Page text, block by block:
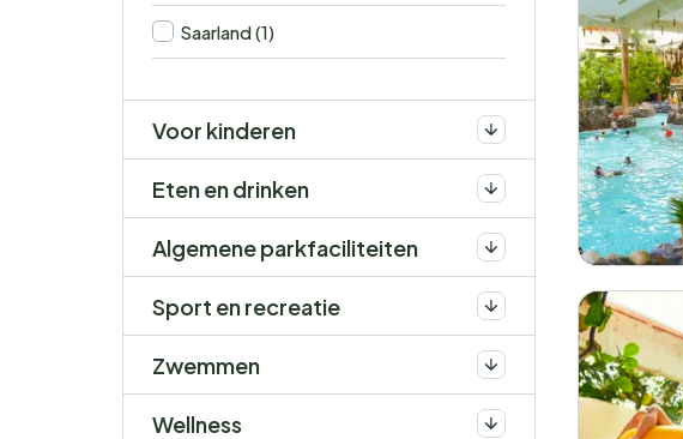
Saarland (1)
Voor kinderen
Eten en drinken
Algemene parkfaciliteiten
Sport en recreatie
Zwemmen
Wellness